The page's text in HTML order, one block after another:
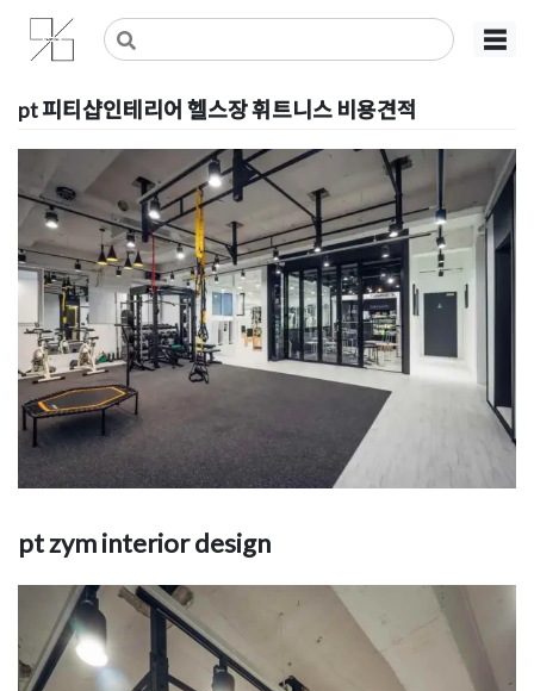
Skip
content
사무실인테리어 디자인 공사 비용견적 플랫폼
사무실인테리어 916
☰
pt 피티샵인테리어 헬스장 휘트니스 비용견적
Posted on2019년 7월 11일byDOPAMIN
pt zym interior design